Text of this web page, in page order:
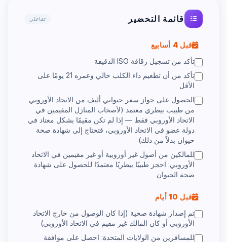
قائمة التحضير تفاعلي
قبل 4 أسابيع
تأكد من تسجيل رقاقة ISO الدقيقة
تأكد من أن تطعيم داء الكلب حالي وعمره 21 يومًا على
الأقل
الحصول على جواز سفر حيواني أليف من الاتحاد الأوروبي
من طبيب بيطري معتمد (لأصحاب المنازل المقيمين في
الاتحاد الأوروبي فقط — إذا لم تكن مقيمًا بشكل معتاد في
دولة عضو في الاتحاد الأوروبي، فتحتاج إلى شهادة صحة
حيوان بدلاً من ذلك)
للمالكين من أصول غير أوروبية أو غير مقيمين في الاتحاد
الأوروبي: احجز طبيبًا بيطريًا معتمدًا للحصول على شهادة
صحة الحيوان
قبل 10 أيام
تم إصدار شهادة صحية (إذا كان الوصول من خارج الاتحاد
الأوروبي أو كان المالك غير مقيم في الاتحاد الأوروبي)
للمسافرين من الولايات المتحدة: احصل على موافقة